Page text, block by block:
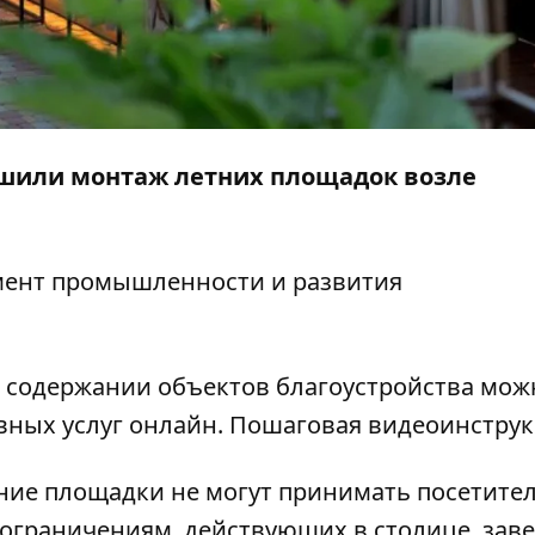
монтаж летних площадок возле
промышленности и развития
объектов благоустройства
услуг онлайн. Пошаговая
площадки не могут принимать